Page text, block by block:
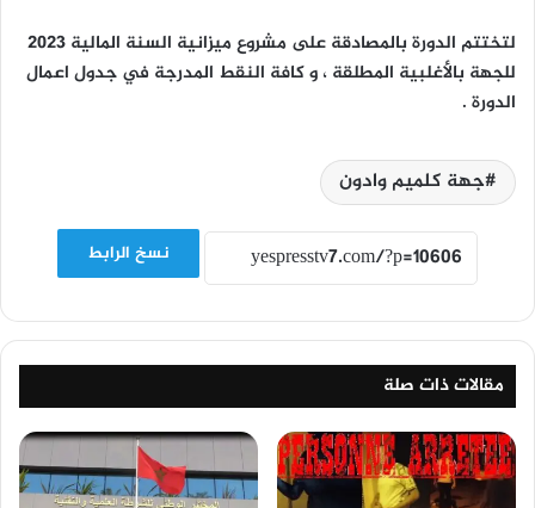
لتختتم الدورة بالمصادقة على مشروع ميزانية السنة المالية 2023
للجهة بالأغلبية المطلقة ، و كافة النقط المدرجة في جدول اعمال
الدورة .
جهة كلميم وادون
نسخ الرابط
مقالات ذات صلة